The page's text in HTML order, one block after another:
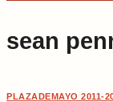
sean
PLAZADEMAYO 2011-